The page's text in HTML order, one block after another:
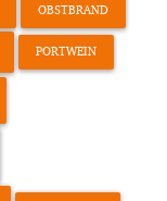
OBSTBRAND
PORTWEIN